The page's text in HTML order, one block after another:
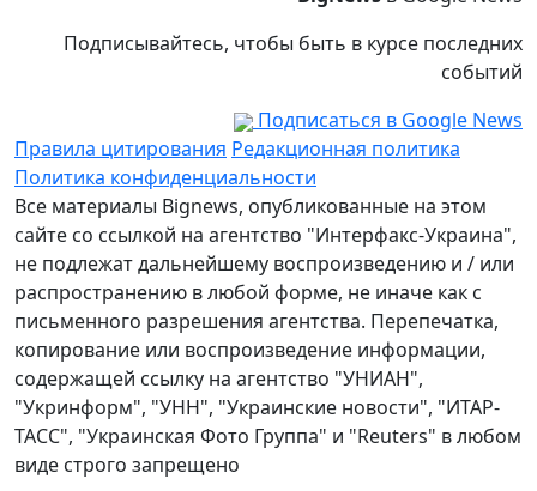
Подписывайтесь, чтобы быть в курсе последних
событий
Подписаться в Google News
Правила цитирования Редакционная политика
Политика конфиденциальности
Все материалы Bignews, опубликованные на этом
сайте со ссылкой на агентство "Интерфакс-Украина",
не подлежат дальнейшему воспроизведению и / или
распространению в любой форме, не иначе как с
письменного разрешения агентства. Перепечатка,
копирование или воспроизведение информации,
содержащей ссылку на агентство "УНИАН",
"Укринформ", "УНН", "Украинские новости", "ИТАР-
ТАСС", "Украинская Фото Группа" и "Reuters" в любом
виде строго запрещено